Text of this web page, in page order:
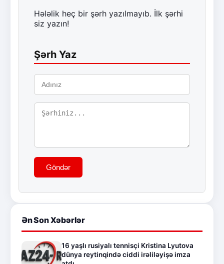
Hələlik heç bir şərh yazılmayıb. İlk şərhi
siz yazın!
Şərh Yaz
Göndər
Ən Son Xəbərlər
16 yaşlı rusiyalı tennisçi Kristina Lyutova
dünya reytinqində ciddi irəliləyişə imza